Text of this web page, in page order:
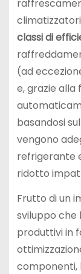
classi di
(ad
e, grazie alla
basandosi
vengono
refrigerante
ridotto
Frutto di un
sviluppo che
produttivi in
componenti,